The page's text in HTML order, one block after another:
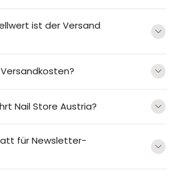
ist der Versand
Nail Store Austria?
für Newsletter-